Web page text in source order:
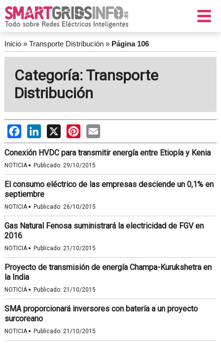
Inicio» Transporte Distribución» Página 106
Categoría: Transporte
Distribución
FacebookLinkedIn
X PinterestEmail
Conexión HVDC para transmitir energía entre Etiopía y Kenia
NOTICIA· Publicado: 29/10/2015
El consumo eléctrico de las empresas desciende un 0,1% en
septiembre
NOTICIA· Publicado: 26/10/2015
Gas Natural Fenosa suministrará la electricidad de FGV en
2016
NOTICIA· Publicado: 21/10/2015
Proyecto de transmisión de energía Champa-Kurukshetra en
la India
NOTICIA· Publicado: 21/10/2015
SMA proporcionará inversores con batería a un proyecto
surcoreano
NOTICIA· Publicado: 21/10/2015